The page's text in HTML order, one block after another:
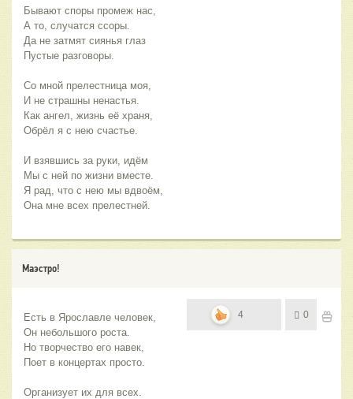
Бывают споры промеж нас,
А то, случатся ссоры.
Да не затмят сиянья глаз
Пустые разговоры.
Со мной прелестница моя,
И не страшны ненастья.
Как ангел, жизнь её храня,
Обрёл я с нею счастье.
И взявшись за руки, идём
Мы с ней по жизни вместе.
Я рад, что с нею мы вдвоём,
Она мне всех прелестней.
Маэстро!
Есть в Ярославле человек,
Он небольшого роста.
Но творчество его навек,
Поет в концертах просто.
Организует их для всех.
4 0